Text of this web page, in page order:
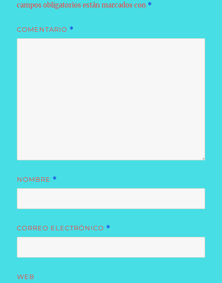
campos obligatorios están marcados con *
COMENTARIO *
NOMBRE *
CORREO ELECTRÓNICO *
WEB